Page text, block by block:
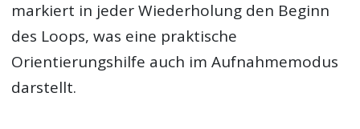
markiert in jeder Wiederholung den Beginn
des Loops, was eine praktische
Orientierungshilfe auch im Aufnahmemodus
darstellt.